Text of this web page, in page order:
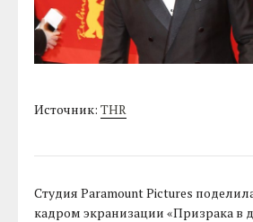
Источник:THR
Студия Paramount Pictures
кадром экранизации «Призрака в